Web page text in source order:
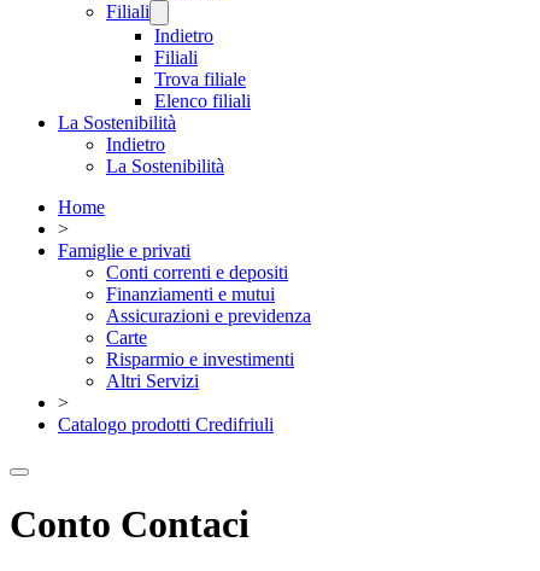
Filiali
Indietro
Filiali
Trova filiale
Elenco filiali
La Sostenibilità
Indietro
La Sostenibilità
Home
>
Famiglie e privati
Conti correnti e depositi
Finanziamenti e mutui
Assicurazioni e previdenza
Carte
Risparmio e investimenti
Altri Servizi
>
Catalogo prodotti Credifriuli
Conto Contaci